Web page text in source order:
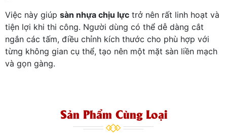
Việc này giúp sàn nhựa chịu lực trở nên rất linh hoạt và
tiện lợi khi thi công. Người dùng có thể dễ dàng cắt
ngắn các tấm, điều chỉnh kích thước cho phù hợp với
từng không gian cụ thể, tạo nên một mặt sàn liền mạch
và gọn gàng.
Sản Phẩm Cùng Loại